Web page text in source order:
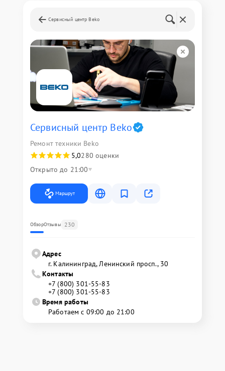
Сервисный центр Beko
Сервисный центр Beko
Ремонт техники Beko
5,0280 оценки
Открыто до 21:00
Маршрут
ОбзорОтзывы 230
Адрес
г. Калининград, Ленинский просп., 30
Контакты
+7 (800) 301-55-83
+7 (800) 301-55-83
Время работы
Работаем с 09:00 до 21:00